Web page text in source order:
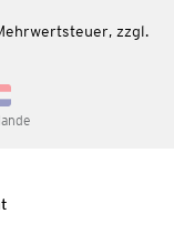
zzgl.